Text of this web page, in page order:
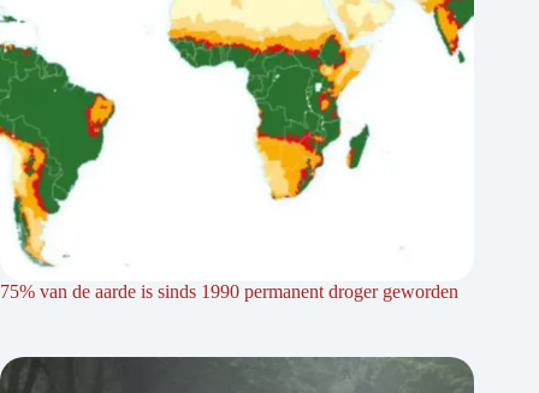
75% van de aarde is sinds 1990 permanent droger geworden